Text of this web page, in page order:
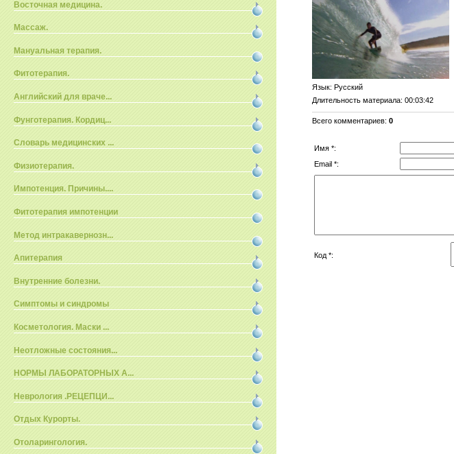
Восточная медицина.
Массаж.
Мануальная терапия.
Фитотерапия.
Английский для враче...
Фунготерапия. Кордиц...
Словарь медицинских ...
Физиотерапия.
Импотенция. Причины....
Фитотерапия импотенции
Метод интракавернозн...
Апитерапия
Внутренние болезни.
Симптомы и синдромы
Косметология. Маски ...
Неотложные состояния...
НОРМЫ ЛАБОРАТОРНЫХ А...
Неврология .РЕЦЕПЦИ...
Отдых Курорты.
Отоларингология.
Язык: Русский
Длительность материала: 00:03:42
Всего комментариев:0
Имя *:
Email *:
Код *: